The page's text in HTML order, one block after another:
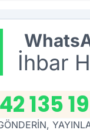
İhbar
135